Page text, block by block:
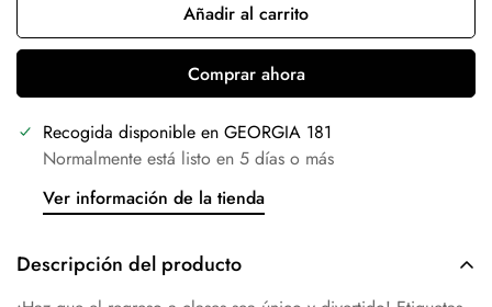
Añadir al carrito
Comprar ahora
Recogida disponible en GEORGIA 181
Normalmente está listo en 5 días o más
Ver información de la tienda
Descripción del producto